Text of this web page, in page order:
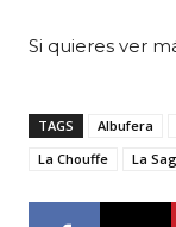
Si quieres ver
TAGS Albufera
La Chouffe
La